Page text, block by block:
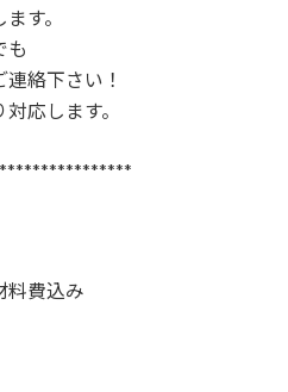
す。
も
絡下さい！
応します。
料費込み